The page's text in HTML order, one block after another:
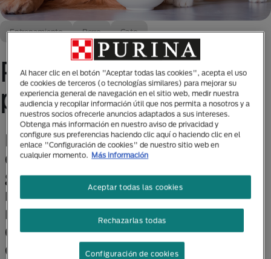
Entrenamiento Perro Gato
Perros y gatos
pueden ser amigos
Debido a que el lenguaje corporal
es tan diferente entre perros y
gatos a menudo se
malinterpretan entre sí, lo que
resulta en un montón de rasguños
en la nariz y perros asustados y
confundidos.
Al hacer clic en el botón "Aceptar todas las cookies", acepta el uso
de cookies de terceros (o tecnologías similares) para mejorar su
experiencia general de navegación en el sitio web, medir nuestra
audiencia y recopilar información útil que nos permita a nosotros y a
nuestros socios ofrecerle anuncios adaptados a sus intereses.
Obtenga más información en nuestro aviso de privacidad y
configure sus preferencias haciendo clic aquí o haciendo clic en el
enlace "Configuración de cookies" de nuestro sitio web en
cualquier momento. Más información
Rechazarlas todas
Aceptar todas las cookies
Configuración de cookies